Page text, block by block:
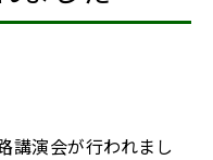
事務室より
講演会が行われまし